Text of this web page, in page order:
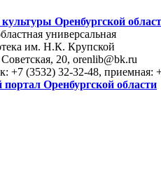
Оренбургской
универсальная
им. Н.К. Крупской
20, orenlib@bk.ru
+7 (3532) 32-32-48, приемная:
Оренбургской области